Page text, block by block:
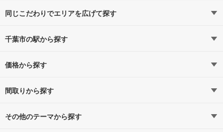
同じこだわりでエリアを広げて探す
千葉県の5,000万円以下
千葉市の駅から探す
内房線
内房線すべての駅
千葉（9）
価格から探す
4,000万円以下（5）
6,000万円以下（15）
間取りから探す
1LDK（8）
その他のテーマから探す